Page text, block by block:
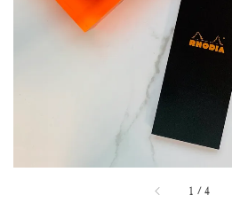
1 /4